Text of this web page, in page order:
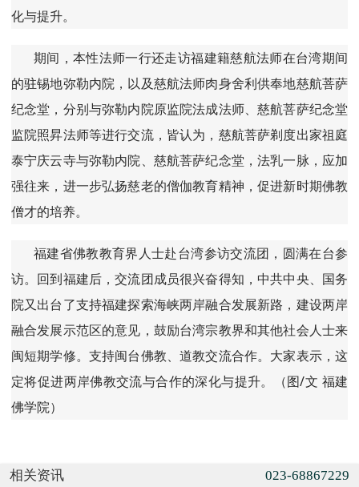
化与提升。
期间，本性法师一行还走访福建籍慈航法师在台湾期间
的驻锡地弥勒内院，以及慈航法师肉身舍利供奉地慈航菩萨
纪念堂，分别与弥勒内院原监院法成法师、慈航菩萨纪念堂
监院照昇法师等进行交流，皆认为，慈航菩萨剃度出家祖庭
泰宁庆云寺与弥勒内院、慈航菩萨纪念堂，法乳一脉，应加
强往来，进一步弘扬慈老的僧伽教育精神，促进新时期佛教
僧才的培养。
福建省佛教教育界人士赴台湾参访交流团，圆满在台参
访。回到福建后，交流团成员很兴奋得知，中共中央、国务
院又出台了支持福建探索海峡两岸融合发展新路，建设两岸
融合发展示范区的意见，鼓励台湾宗教界和其他社会人士来
闽短期学修。支持闽台佛教、道教交流合作。大家表示，这
定将促进两岸佛教交流与合作的深化与提升。（图/文 福建
佛学院）
相关资讯 023-68867229